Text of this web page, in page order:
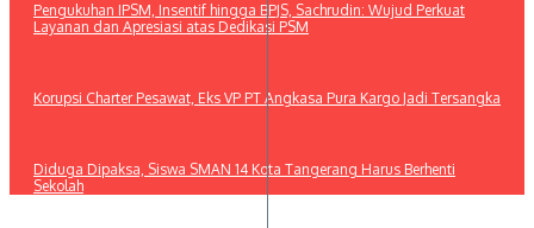
Pengukuhan IPSM, Insentif hingga BPJS, Sachrudin: Wujud Perkuat
Layanan dan Apresiasi atas Dedikasi PSM
Korupsi Charter Pesawat, Eks VP PT Angkasa Pura Kargo Jadi Tersangka
Diduga Dipaksa, Siswa SMAN 14 Kota Tangerang Harus Berhenti
Sekolah